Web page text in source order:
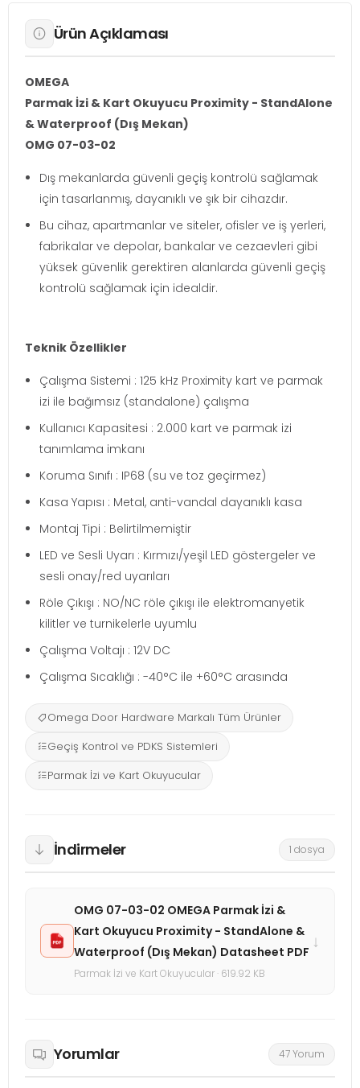
Ürün Açıklaması
OMEGA
Parmak İzi & Kart Okuyucu Proximity - StandAlone
& Waterproof (Dış Mekan)
OMG 07-03-02
Dış mekanlarda güvenli geçiş kontrolü sağlamak
için tasarlanmış, dayanıklı ve şık bir cihazdır.
Bu cihaz, apartmanlar ve siteler, ofisler ve iş yerleri,
fabrikalar ve depolar, bankalar ve cezaevleri gibi
yüksek güvenlik gerektiren alanlarda güvenli geçiş
kontrolü sağlamak için idealdir.
Teknik Özellikler
Çalışma Sistemi : 125 kHz Proximity kart ve parmak
izi ile bağımsız (standalone) çalışma
Kullanıcı Kapasitesi : 2.000 kart ve parmak izi
tanımlama imkanı
Koruma Sınıfı : IP68 (su ve toz geçirmez)
Kasa Yapısı : Metal, anti-vandal dayanıklı kasa
Montaj Tipi : Belirtilmemiştir
LED ve Sesli Uyarı : Kırmızı/yeşil LED göstergeler ve
sesli onay/red uyarıları
Röle Çıkışı : NO/NC röle çıkışı ile elektromanyetik
kilitler ve turnikelerle uyumlu
Çalışma Voltajı : 12V DC
Çalışma Sıcaklığı : -40°C ile +60°C arasında
Omega Door Hardware Markalı Tüm Ürünler
Geçiş Kontrol ve PDKS Sistemleri
Parmak İzi ve Kart Okuyucular
İndirmeler 1 dosya
OMG 07-03-02 OMEGA Parmak İzi &
Kart Okuyucu Proximity - StandAlone &
Waterproof (Dış Mekan) Datasheet PDF
Parmak İzi ve Kart Okuyucular · 619.92 KB
↓
Yorumlar 47 Yorum